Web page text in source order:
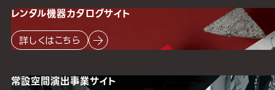
レンタル機器カタログサイト
詳しくはこちら
常設空間演出事業サイト